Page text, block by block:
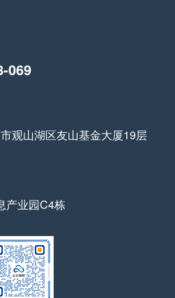
069
观山湖区友山基金大厦19层
产业园C4栋